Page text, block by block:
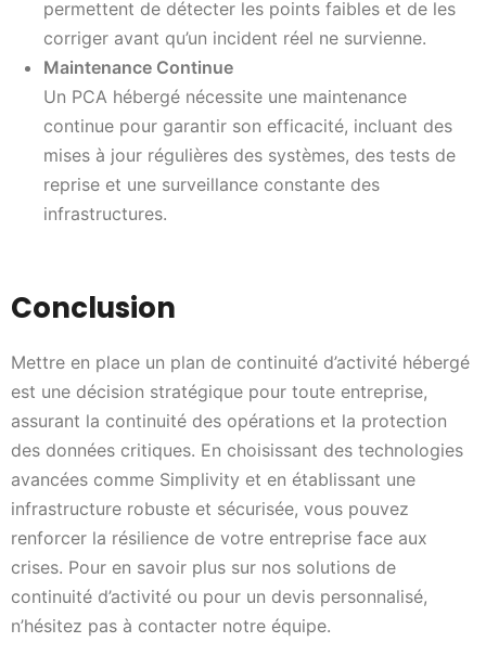
permettent de détecter les points faibles et de les
corriger avant qu’un incident réel ne survienne.
Maintenance Continue
Un PCA hébergé nécessite une maintenance
continue pour garantir son efficacité, incluant des
mises à jour régulières des systèmes, des tests de
reprise et une surveillance constante des
infrastructures.
Conclusion
Mettre en place un plan de continuité d’activité hébergé
est une décision stratégique pour toute entreprise,
assurant la continuité des opérations et la protection
des données critiques. En choisissant des technologies
avancées comme Simplivity et en établissant une
infrastructure robuste et sécurisée, vous pouvez
renforcer la résilience de votre entreprise face aux
crises. Pour en savoir plus sur nos solutions de
continuité d’activité ou pour un devis personnalisé,
n’hésitez pas à contacter notre équipe.